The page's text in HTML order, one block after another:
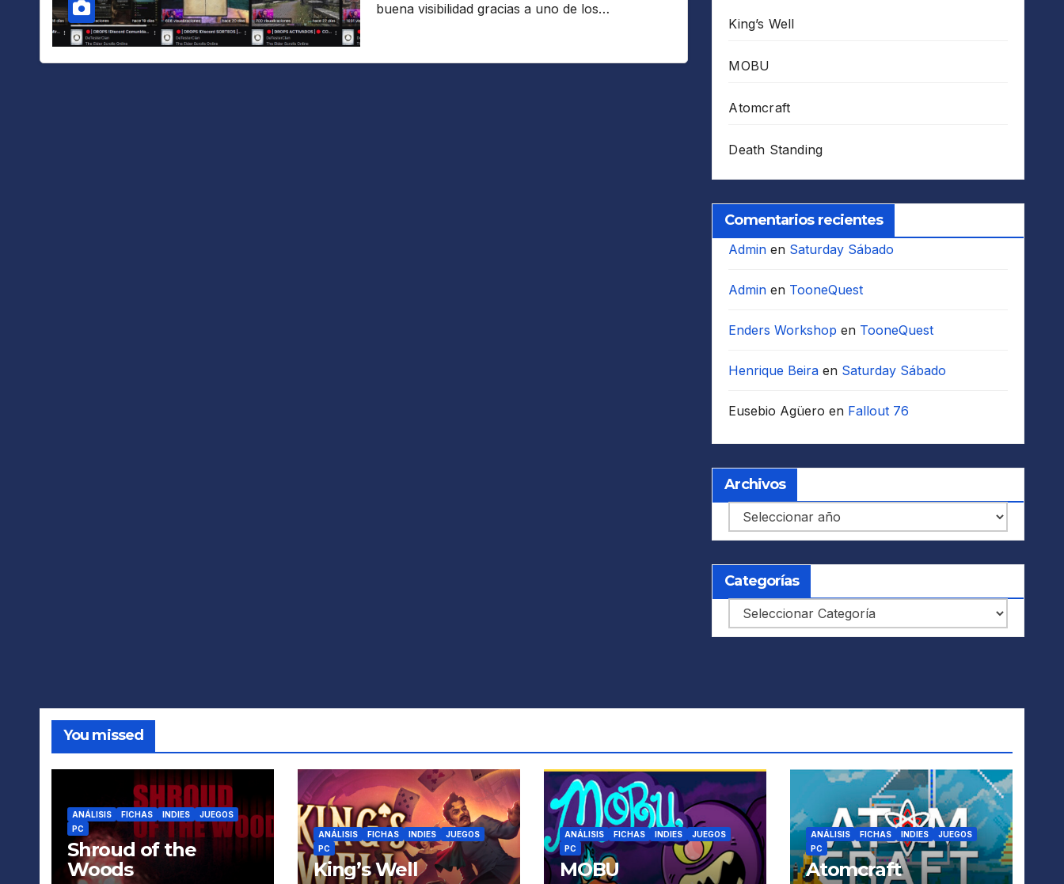
buena visibilidad gracias a uno de los…
King’s Well
MOBU
Atomcraft
Death Standing
Comentarios recientes
Admin en Saturday Sábado
Admin en TooneQuest
Enders Workshop en TooneQuest
Henrique Beira en Saturday Sábado
Eusebio Agüero en Fallout 76
Archivos
Archivos
Categorías
Categorías
You missed
ANÁLISIS FICHAS INDIES
JUEGOS
PC
Shroud of the
Woods
ANÁLISIS FICHAS INDIES
JUEGOS
PC
King’s Well
ANÁLISIS FICHAS INDIES
JUEGOS
PC
MOBU
ANÁLISIS FICHAS INDIES
JUEGOS
PC
Atomcraft